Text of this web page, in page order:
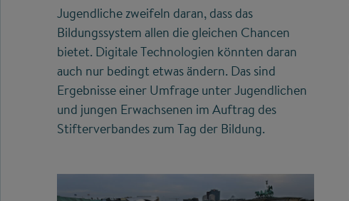
Jugendliche zweifeln daran, dass das
Bildungssystem allen die gleichen Chancen
bietet. Digitale Technologien könnten daran
auch nur bedingt etwas ändern. Das sind
Ergebnisse einer Umfrage unter Jugendlichen
und jungen Erwachsenen im Auftrag des
Stifterverbandes zum Tag der Bildung.